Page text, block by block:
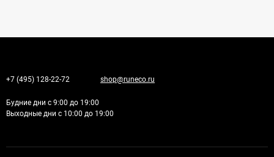
+7 (495) 128-22-72 shop@runeco.ru
Будние дни с 9:00 до 19:00
Выходные дни с 10:00 до 19:00